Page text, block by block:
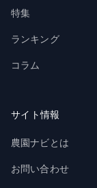
特集
ランキング
コラム
サイト情報
農園ナビとは
お問い合わせ